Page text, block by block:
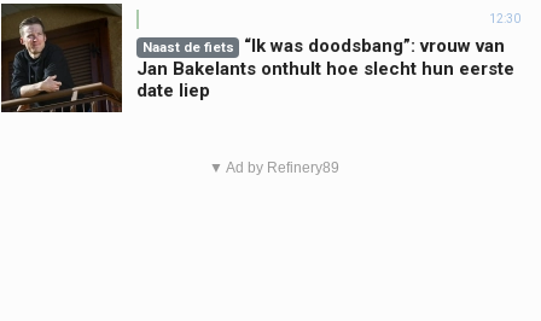
12:30
Naast de fiets
“Ik was doodsbang”: vrouw van
Jan Bakelants onthult hoe slecht hun eerste
date liep
▼ Ad by Refinery89